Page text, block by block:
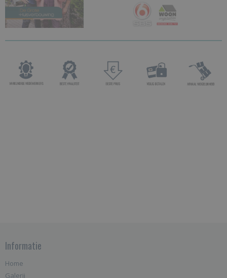
Informatie
Home
Galerij